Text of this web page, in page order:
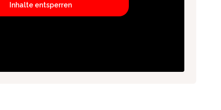
Inhalte entsperren